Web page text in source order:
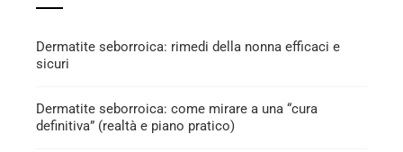
Dermatite seborroica: rimedi della nonna efficaci e
sicuri
Dermatite seborroica: come mirare a una “cura
definitiva” (realtà e piano pratico)